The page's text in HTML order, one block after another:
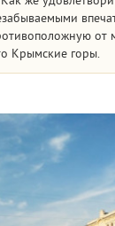
от
Крымские горы.